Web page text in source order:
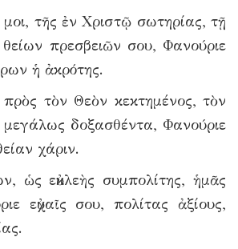
τῆς ἐν Χριστῷ σωτηρίας, τῇ
θείων πρεσβειῶν σου, Φανούριε
ἡ ἀκρότης.
τὸν Θεὸν κεκτημένος, τὸν
μεγάλως δοξασθέντα, Φανούριε
χάριν.
ὡς εὐκλεὴς συμπολίτης, ἡμᾶς
εὐχαῖς σου, πολίτας ἀξίους,